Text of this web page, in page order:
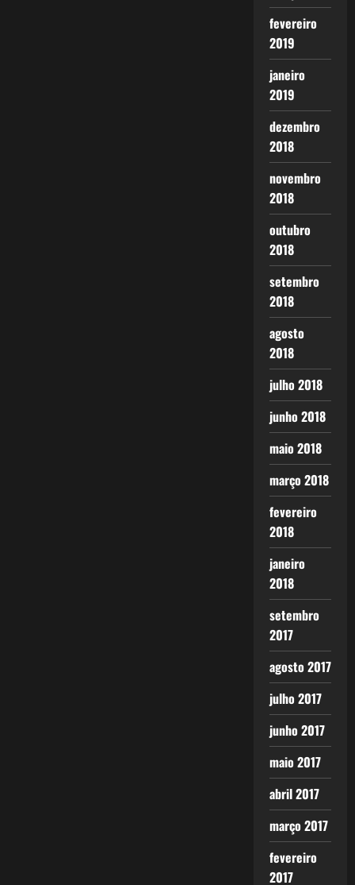
fevereiro
2019
janeiro
2019
dezembro
2018
novembro
2018
outubro
2018
setembro
2018
agosto
2018
julho 2018
junho 2018
maio 2018
março 2018
fevereiro
2018
janeiro
2018
setembro
2017
agosto 2017
julho 2017
junho 2017
maio 2017
abril 2017
março 2017
fevereiro
2017